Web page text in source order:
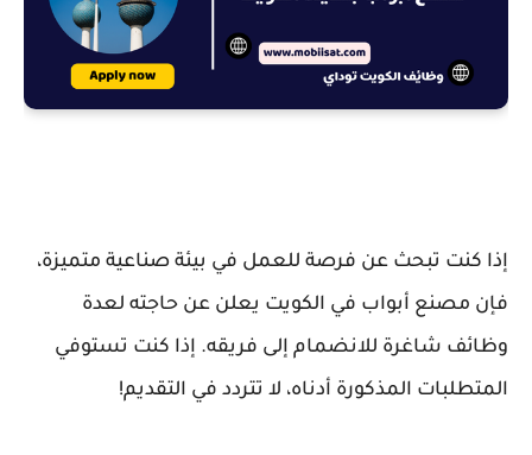
إذا كنت تبحث عن فرصة للعمل في بيئة صناعية متميزة،
فإن مصنع أبواب في الكويت يعلن عن حاجته لعدة
وظائف شاغرة للانضمام إلى فريقه. إذا كنت تستوفي
المتطلبات المذكورة أدناه، لا تتردد في التقديم!